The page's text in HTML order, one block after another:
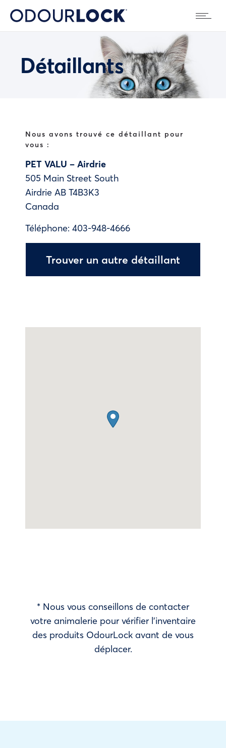
Détaillants
Nous avons trouvé ce détaillant pour
vous :
PET VALU – Airdrie
505 Main Street South
Airdrie AB T4B3K3
Canada
Téléphone: 403-948-4666
Trouver un autre détaillant
* Nous vous conseillons de contacter
votre animalerie pour vérifier l’inventaire
des produits OdourLock avant de vous
déplacer.